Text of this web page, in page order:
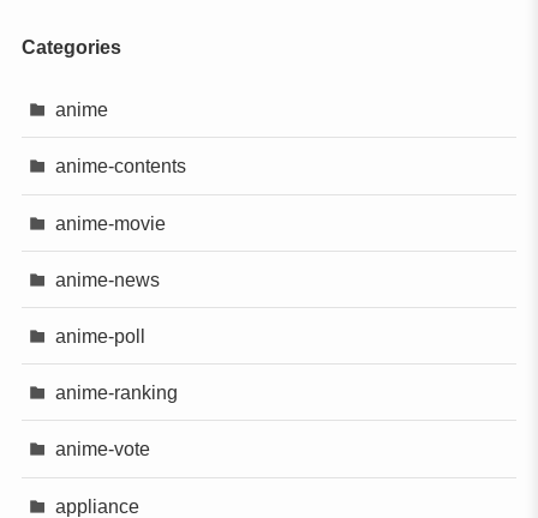
Categories
anime
anime-contents
anime-movie
anime-news
anime-poll
anime-ranking
anime-vote
appliance